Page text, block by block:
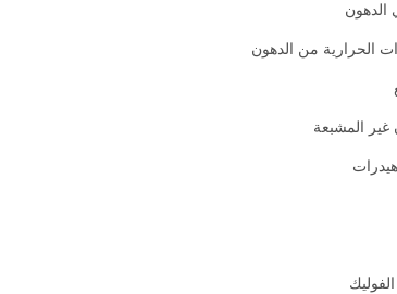
الدهون
الحرارية من الدهون
غير المشبعة